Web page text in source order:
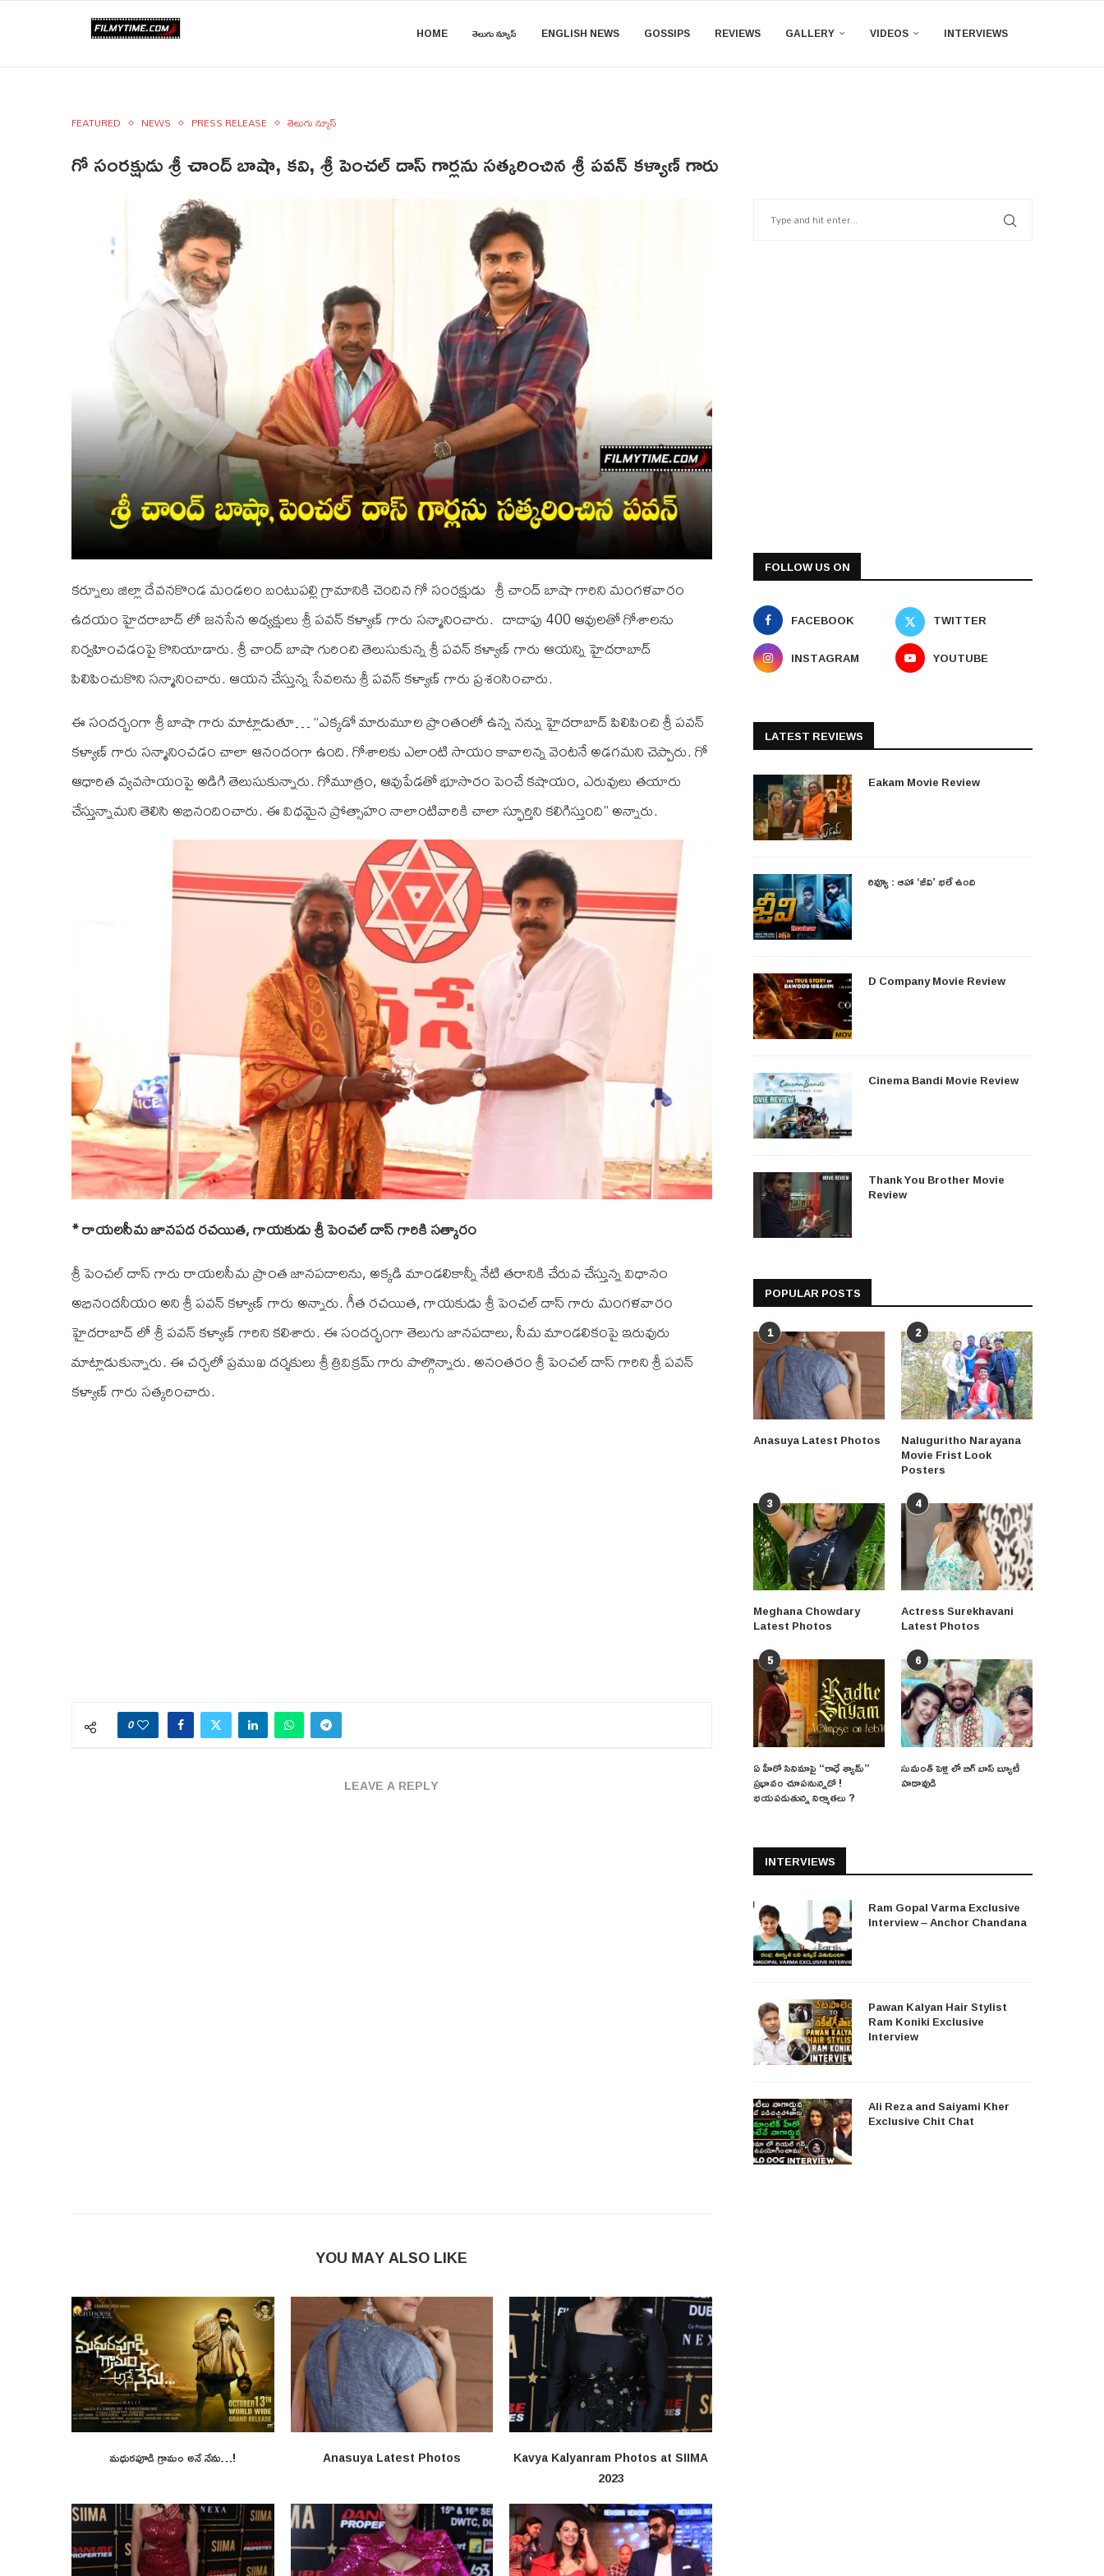
HOME తెలుగు న్యూస్ ENGLISH NEWS GOSSIPS REVIEWS GALLERY VIDEOS INTERVIEWS
FEATURED NEWS PRESS RELEASE తెలుగు న్యూస్
గో సంరక్షుడు శ్రీ చాంద్ బాషా, కవి, శ్రీ పెంచల్ దాస్ గార్లను సత్కరించిన శ్రీ పవన్ కళ్యాణ్ గారు
కర్నూలు జిల్లా దేవనకొండ మండలం బంటుపల్లి గ్రామానికి చెందిన గో సంరక్షుడు శ్రీ చాంద్ బాషా గారిని మంగళవారం
ఉదయం హైదరాబాద్ లో జనసేన అధ్యక్షులు శ్రీ పవన్ కళ్యాణ్ గారు సన్మానించారు. దాదాపు 400 ఆవులతో గోశాలను
నిర్వహించడంపై కొనియాడారు. శ్రీ చాంద్ బాషా గురించి తెలుసుకున్న శ్రీ పవన్ కళ్యాణ్ గారు ఆయన్ని హైదరాబాద్
పిలిపించుకొని సన్మానించారు. ఆయన చేస్తున్న సేవలను శ్రీ పవన్ కళ్యాణ్ గారు ప్రశంసించారు.
ఈ సందర్భంగా శ్రీ బాషా గారు మాట్లాడుతూ… “ఎక్కడో మారుమూల ప్రాంతంలో ఉన్న నన్ను హైదరాబాద్ పిలిపించి శ్రీ పవన్
కళ్యాణ్ గారు సన్మానించడం చాలా ఆనందంగా ఉంది. గోశాలకు ఎలాంటి సాయం కావాలన్న వెంటనే అడగమని చెప్పారు. గో
ఆధారిత వ్యవసాయంపై అడిగి తెలుసుకున్నారు. గోమూత్రం, ఆవుపేడతో భూసారం పెంచే కషాయం, ఎరువులు తయారు
చేస్తున్నామని తెలిసి అభినందించారు. ఈ విధమైన ప్రోత్సాహం నాలాంటివారికి చాలా స్ఫూర్తిని కలిగిస్తుంది” అన్నారు.
*రాయలసీమ జానపద రచయిత,గాయకుడు శ్రీ పెంచల్ దాస్ గారికి సత్కారం
శ్రీ పెంచల్ దాస్ గారు రాయలసీమ ప్రాంత జానపదాలను, అక్కడి మాండలికాన్నీ నేటి తరానికి చేరువ చేస్తున్న విధానం
అభినందనీయం అని శ్రీ పవన్ కళ్యాణ్ గారు అన్నారు. గీత రచయిత, గాయకుడు శ్రీ పెంచల్ దాస్ గారు మంగళవారం
హైదరాబాద్ లో శ్రీ పవన్ కళ్యాణ్ గారిని కలిశారు. ఈ సందర్భంగా తెలుగు జానపదాలు, సీమ మాండలికంపై ఇరువురు
మాట్లాడుకున్నారు. ఈ చర్చలో ప్రముఖ దర్శకులు శ్రీ త్రివిక్రమ్ గారు పాల్గొన్నారు. అనంతరం శ్రీ పెంచల్ దాస్ గారిని శ్రీ పవన్
కళ్యాణ్ గారు సత్కరించారు.
0
LEAVE A REPLY
YOU MAY ALSO LIKE
మధురపూడి గ్రామం అనే నేను…! Anasuya Latest Photos
Kavya Kalyanram Photos at SIIMA
2023
FOLLOW US ON
FACEBOOK
TWITTER
INSTAGRAM
YOUTUBE
LATEST REVIEWS
Eakam Movie Review
రివ్యూ : ఆహా ‘జీవి’ భలే ఉంది
D Company Movie Review
Cinema Bandi Movie Review
Thank You Brother Movie
Review
POPULAR POSTS
1
Anasuya Latest Photos
2
Naluguritho Narayana
Movie Frist Look
Posters
3
Meghana Chowdary
Latest Photos
4
Actress Surekhavani
Latest Photos
5
ఏ హీరో సినిమాపై “రాధే శ్యామ్”
ప్రభావం చూపనున్నదో !
భయపడుతున్న నిర్మాతలు ?
6
సుమంత్ పెళ్లి లో బిగ్ బాస్ బ్యూటీ
హడావుడి
INTERVIEWS
Ram Gopal Varma Exclusive
Interview – Anchor Chandana
Pawan Kalyan Hair Stylist
Ram Koniki Exclusive
Interview
Ali Reza and Saiyami Kher
Exclusive Chit Chat